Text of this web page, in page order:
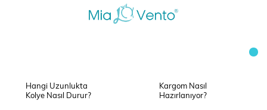
Hangi Uzunlukta
Kolye Nasıl Durur?
Kargom Nasıl
Hazırlanıyor?